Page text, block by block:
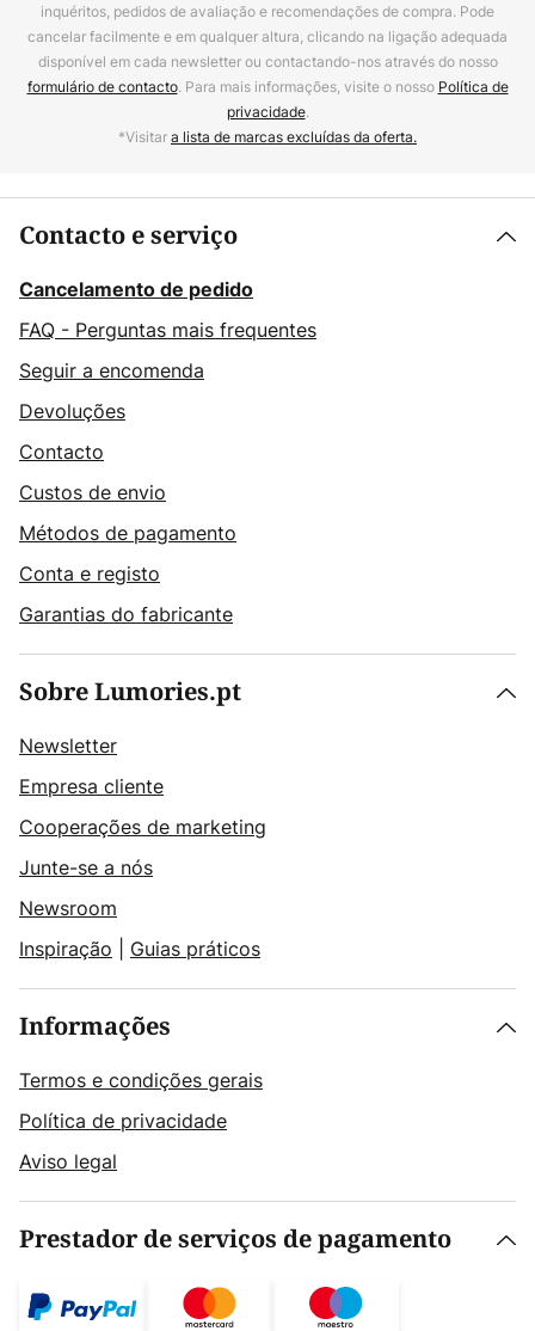
inquéritos, pedidos de avaliação e recomendações de compra. Pode
cancelar facilmente e em qualquer altura, clicando na ligação adequada
disponível em cada newsletter ou contactando-nos através do nosso
formulário de contacto. Para mais informações, visite o nosso Política de
privacidade.
*Visitara lista de marcas excluídas da oferta.
Contacto e serviço
Cancelamento de pedido
FAQ - Perguntas mais frequentes
Seguir a encomenda
Devoluções
Contacto
Custos de envio
Métodos de pagamento
Conta e registo
Garantias do fabricante
Sobre Lumories.pt
Newsletter
Empresa cliente
Cooperações de marketing
Junte-se a nós
Newsroom
Inspiração
Guias práticos
Informações
Termos e condições gerais
Política de privacidade
Aviso legal
Prestador de serviços de pagamento